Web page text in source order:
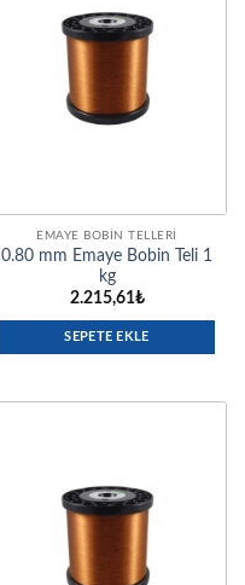
EMAYE BOBIN TELLERI
0.80 mm Emaye Bobin Teli 1
kg
2.215,61₺
SEPETE EKLE